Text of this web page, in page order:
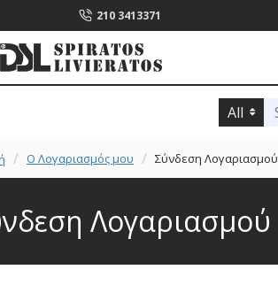
210 3413371
All
O Λογαριασμός μου Σύνδεση Λογαριασμού
Λογαριασμού